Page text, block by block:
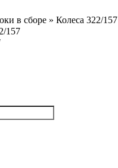
в сборе» Колеса 322/157